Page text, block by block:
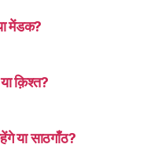
मेंडक?
क़िश्त?
या साठगाँठ?